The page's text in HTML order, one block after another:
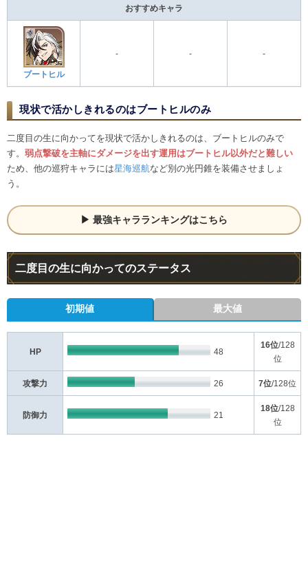
おすすめキャラ
ブートヒル
- - -
現状で活かしきれるのはブートヒルのみ
二度目の生に向かってを現状で活かしきれるのは、ブートヒルのみで
す。 弱点撃破を主軸にダメージを出す運用はブートヒル以外だと難しい
ため、他の巡狩キャラには星海巡航など別の光円錐を装備させましょ
う。
最強キャラランキングはこちら
二度目の生に向かってのステータス
初期値 最大値
HP 48
16位/128
位
攻撃力 26 7位/128位
防御力 21
18位/128
位